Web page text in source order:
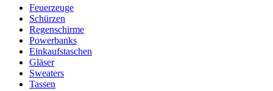
Feuerzeuge
Schürzen
Regenschirme
Powerbanks
Einkaufstaschen
Gläser
Sweaters
Tassen